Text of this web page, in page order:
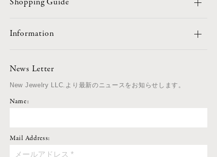
Information
News Letter
New Jewelry LLC.より最新のニュースをお知らせします。
Name:
Mail Address: